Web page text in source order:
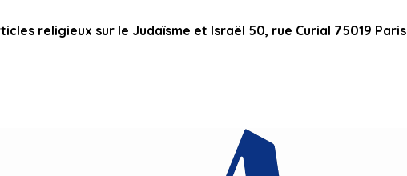
religieux sur le Judaïsme et Israël 50, rue Curial 75019 Paris